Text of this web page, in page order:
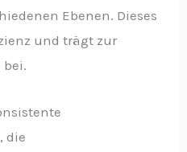
Ebenen. Dieses
und trägt zur
die